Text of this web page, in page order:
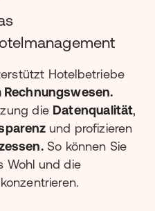
Hotelbetriebe
die Datenqualität,
und profizieren
So können Sie
Wohl und die